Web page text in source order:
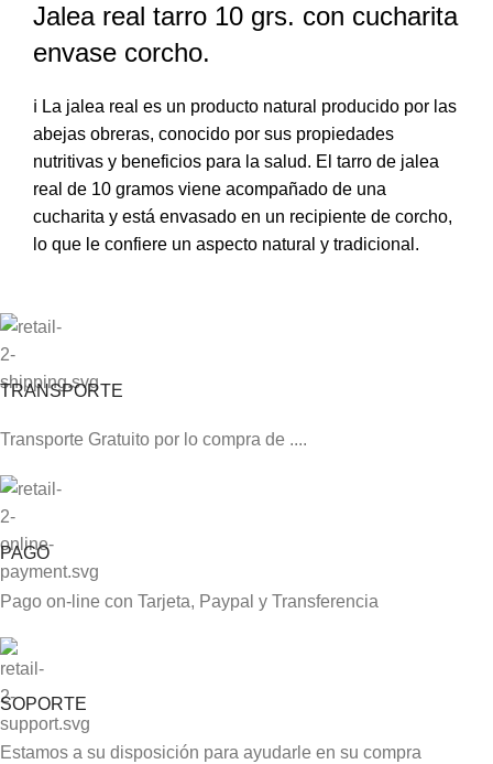
Jalea real tarro 10 grs. con cucharita
envase corcho.
ℹ️ La jalea real es un producto natural producido por las
abejas obreras, conocido por sus propiedades
nutritivas y beneficios para la salud. El tarro de jalea
real de 10 gramos viene acompañado de una
cucharita y está envasado en un recipiente de corcho,
lo que le confiere un aspecto natural y tradicional.
TRANSPORTE
Transporte Gratuito por lo compra de ....
PAGO
Pago on-line con Tarjeta, Paypal y Transferencia
SOPORTE
Estamos a su disposición para ayudarle en su compra